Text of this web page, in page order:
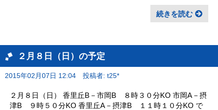
続きを読む
２月８日（日）の予定
2015年02月07日 12:04 投稿者: t25*
２月８日（日） 香里丘B－市岡B ８時３０分KO 市岡A－摂
津B ９時５０分KO 香里丘A－摂津B １１時１０分KO で